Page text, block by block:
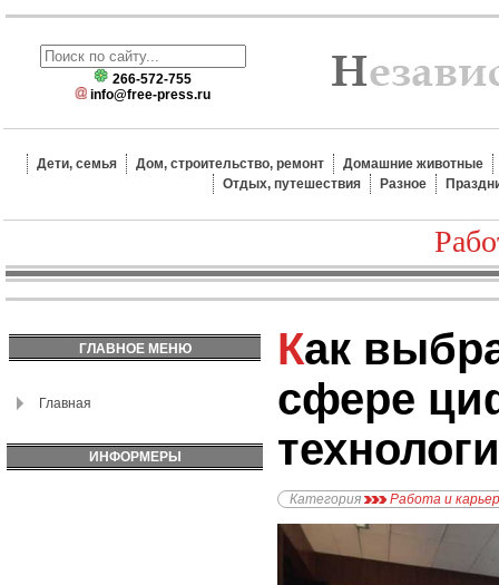
266-572-755
info@free-press.ru
Дети, семья Дом, строительство, ремонт
Домашние животные
Отдых, путешествия
Разное
ГЛАВНОЕ МЕНЮ
Главная
ИНФОРМЕРЫ
Как выбрать карьеру в
сфере
Категория Работа и